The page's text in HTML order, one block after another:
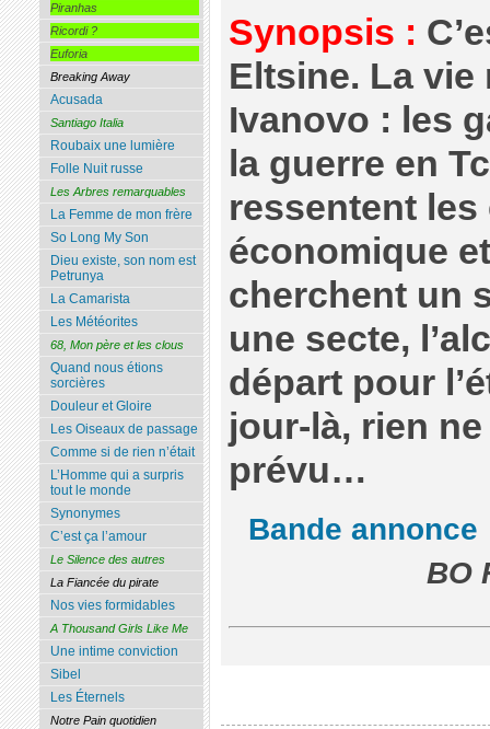
Synopsis :
Eltsine. La vie
Ivanovo : les
la guerre en
ressentent
économique
cherchent un
une secte,
départ pour
jour-là, rien
prévu…
Bande annonce
BO
Piranhas
Ricordi ?
Euforia
Breaking Away
Acusada
Santiago Italia
Roubaix une lumière
Folle Nuit russe
Les Arbres remarquables
La Femme de mon frère
So Long My Son
Dieu existe, son nom est
Petrunya
La Camarista
Les Météorites
68, Mon père et les clous
Quand nous étions
sorcières
Douleur et Gloire
Les Oiseaux de passage
Comme si de rien n’était
L’Homme qui a surpris
tout le monde
Synonymes
C’est ça l’amour
Le Silence des autres
La Fiancée du pirate
Nos vies formidables
A Thousand Girls Like Me
Une intime conviction
Sibel
Les Éternels
Notre Pain quotidien